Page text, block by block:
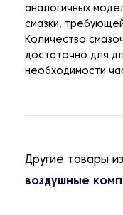
аналогичных
смазки,
Количество
достаточно для
необходимости
Другие товары
воздушные